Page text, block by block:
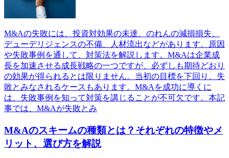
M&Aの失敗には、投資対効果の未達、のれんの減損損失、
デューデリジェンスの不備、人材流出などがあります。原因
や失敗事例を通して、対策法を解説します。M&Aは企業成
長を加速させる成長戦略の一つですが、必ずしも期待どおり
の効果が得られるとは限りません。当初の目標を下回り、失
敗とみなされるケースもあります。M&Aを成功に導くに
は、失敗事例を知って対策を講じることが不可欠です。本記
事では、M&Aが失敗とみ
M&Aのスキームの種類とは？それぞれの特徴やメ
リット、選び方を解説